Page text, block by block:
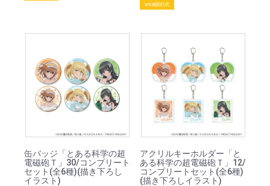
WEB開封式
缶バッジ「とある科学の超
電磁砲Ｔ」30/コンプリート
セット(全6種)(描き下ろし
イラスト)
アクリルキーホルダー「と
ある科学の超電磁砲Ｔ」12/
コンプリートセット(全6種)
(描き下ろしイラスト)